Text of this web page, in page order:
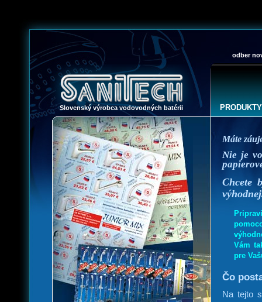
Slovenský výrobca vodovodných batérii PRODUKTY
odber
Máte
Nie je
Chcete
Vám
pre
Čo
Na tejto